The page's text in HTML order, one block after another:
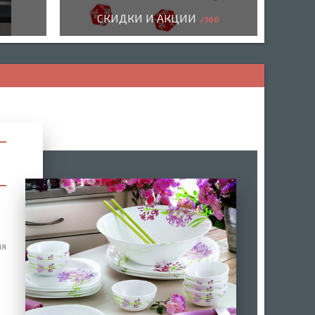
СКИДКИ И АКЦИИ 100